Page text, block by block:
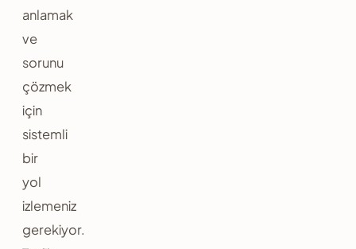
anlamak
ve
sorunu
çözmek
için
sistemli
bir
yol
izlemeniz
gerekiyor.